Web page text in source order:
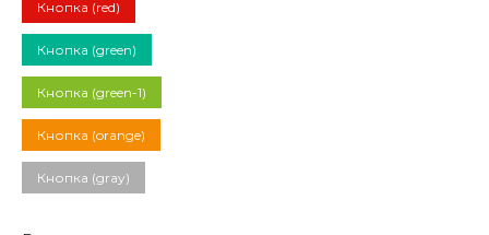
Кнопка (red)
Кнопка (green)
Кнопка (green-1)
Кнопка (orange)
Кнопка (gray)